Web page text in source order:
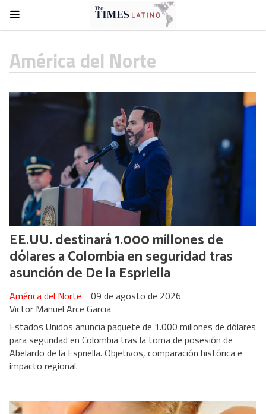
América del Norte
EE.UU. destinará 1.000 millones de
dólares a Colombia en seguridad tras
asunción de De la Espriella
Victor Manuel Arce Garcia
América del Norte 09 de agosto de 2026
Estados Unidos anuncia paquete de 1.000 millones de dólares
para seguridad en Colombia tras la toma de posesión de
Abelardo de la Espriella. Objetivos, comparación histórica e
impacto regional.